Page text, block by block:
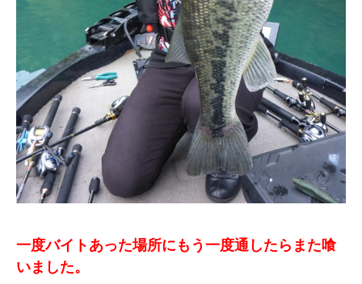
一度バイトあった場所にもう一度通したらまた喰
いました。